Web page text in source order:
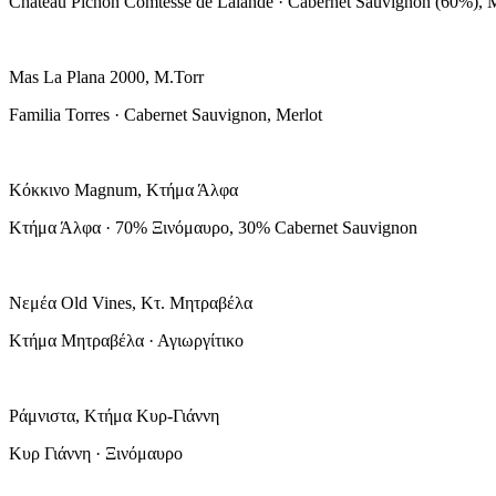
Mas La Plana 2000, M.Torr
Familia Torres · Cabernet Sauvignon, Merlot
Κόκκινο Magnum, Κτήμα Άλφα
Κτήμα Άλφα · 70% Ξινόμαυρο, 30% Cabernet Sauvignon
Νεμέα Old Vines, Κτ. Μητραβέλα
Κτήμα Μητραβέλα · Αγιωργίτικο
Ράμνιστα, Κτήμα Κυρ-Γιάννη
Κυρ Γιάννη · Ξινόμαυρο